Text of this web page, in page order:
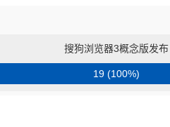
搜狗浏览器3概念版发布
19 (100%)